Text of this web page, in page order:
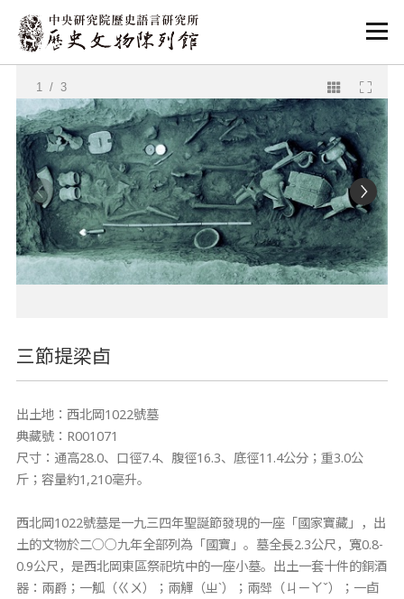
:::
:::
1/ 3
三節提梁卣
出土地：西北岡1022號墓
典藏號：R001071
尺寸：通高28.0、口徑7.4、腹徑16.3、底徑11.4公分；重3.0公
斤；容量約1,210毫升。
西北岡1022號墓是一九三四年聖誕節發現的一座「國家寶藏」，出
土的文物於二○○九年全部列為「國寶」。墓全長2.3公尺，寬0.8-
0.9公尺，是西北岡東區祭祀坑中的一座小墓。出土一套十件的銅酒
器：兩爵；一觚（ㄍㄨ）；兩觶（ㄓˋ）；兩斝（ㄐㄧㄚˇ）；一卣